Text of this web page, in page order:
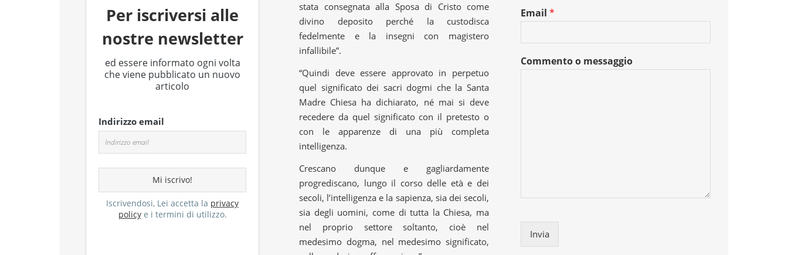
Per iscriversi alle
nostre newsletter
ed essere informato ogni volta
che viene pubblicato un nuovo
articolo
Indirizzo email
Iscrivendosi, Lei accetta la privacy
policye i termini di utilizzo.
stata consegnata alla Sposa di Cristo come
divino deposito perché la custodisca
fedelmente e la insegni con magistero
infallibile”.
“Quindi deve essere approvato in perpetuo
quel significato dei sacri dogmi che la Santa
Madre Chiesa ha dichiarato, né mai si deve
recedere da quel significato con il pretesto o
con le apparenze di una più completa
intelligenza.
Crescano dunque e gagliardamente
progrediscano, lungo il corso delle età e dei
secoli, l’intelligenza e la sapienza, sia dei secoli,
sia degli uomini, come di tutta la Chiesa, ma
nel proprio settore soltanto, cioè nel
medesimo dogma, nel medesimo significato,
Email *
Commento o messaggio
Invia